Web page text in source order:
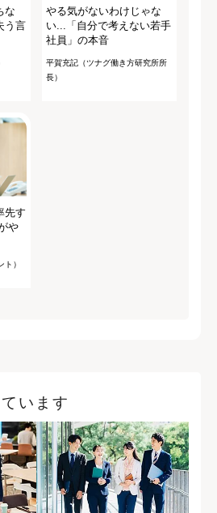
な
う言
やる気がないわけじゃな
い...「自分で考えない若手
社員」の本音
平賀充記（ツナグ働き方研究所所
長）
先す
や
）
います